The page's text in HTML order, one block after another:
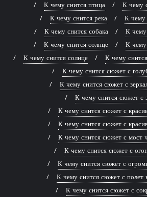
К чему снится птица
К чему
К чему снится река
К чему
К чему снится собака
К чему
К чему снится солнце
К чему
К чему снится солнце
К чему
К чему снится сюжет с
К чему снится сюжет с
К чему снится сюжет с
К чему снится сюжет с
К чему снится сюжет с
К чему снится сюжет с мост
К чему снится сюжет с
К чему снится сюжет с
К чему снится сюжет с полет
К чему снится сюжет с